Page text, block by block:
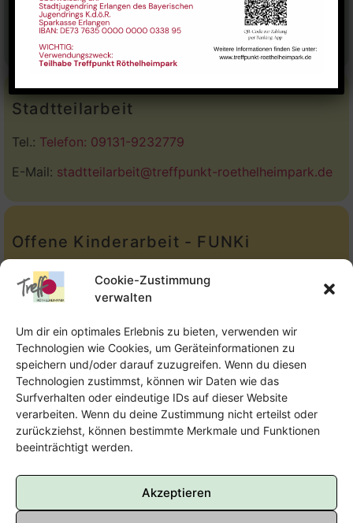
Cookie-Zustimmung
verwalten
Um dir ein optimales Erlebnis zu bieten, verwenden wir
Technologien wie Cookies, um Geräteinformationen zu
speichern und/oder darauf zuzugreifen. Wenn du diesen
Technologien zustimmst, können wir Daten wie das
Surfverhalten oder eindeutige IDs auf dieser Website
verarbeiten. Wenn du deine Zustimmung nicht erteilst oder
zurückziehst, können bestimmte Merkmale und Funktionen
beeinträchtigt werden.
Akzeptieren
Tel.:09131-9232777
E-Mail:leitung@treffpunkt-roethelheimpark.de
Stadtteilarbeit
Tel.: Telefon: 09131-9232779
E-Mail: stadtteilarbeit@treffpunkt-roethelheimpark.de
Offene Kinderarbeit - FUNKi
Tel.:Telefon: 09131-610749
E-Mail:oka@treffpunkt-roethelheimpark.de
Offene Jugendarbeit - Easthouse
Tel:
09131–302259
E-Mail:oja@treffpunkt-roethelheimpark.de